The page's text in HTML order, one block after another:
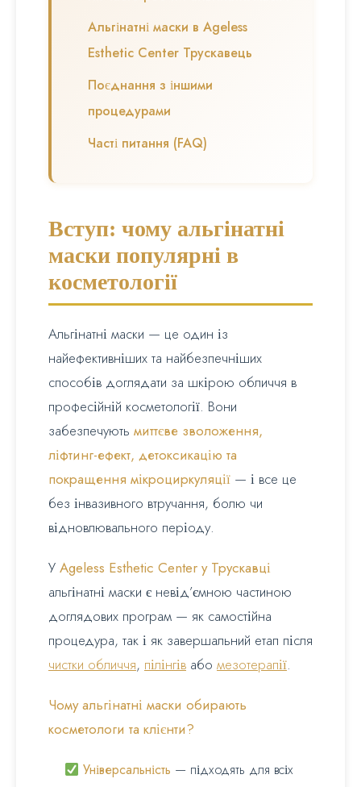
Альгінатні маски в Ageless
Esthetic Center Трускавець
Поєднання з іншими
процедурами
Часті питання (FAQ)
Вступ: чому альгінатні
маски популярні в
косметології
Альгінатні маски — це один із
найефективніших та найбезпечніших
способів доглядати за шкірою обличчя в
професійній косметології. Вони
забезпечують миттєве зволоження,
ліфтинг-ефект, детоксикацію та
покращення мікроциркуляції — і все це
без інвазивного втручання, болю чи
відновлювального періоду.
У Ageless Esthetic Center у Трускавці
альгінатні маски є невід’ємною частиною
доглядових програм — як самостійна
процедура, так і як завершальний етап після
чистки обличчя, пілінгів або мезотерапії.
Чому альгінатні маски обирають
косметологи та клієнти?
Універсальність — підходять для всіх